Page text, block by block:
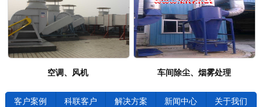
空调、风机 车间除尘、烟雾处理
客户案例 科联客户 解决方案 新闻中心 关于我们